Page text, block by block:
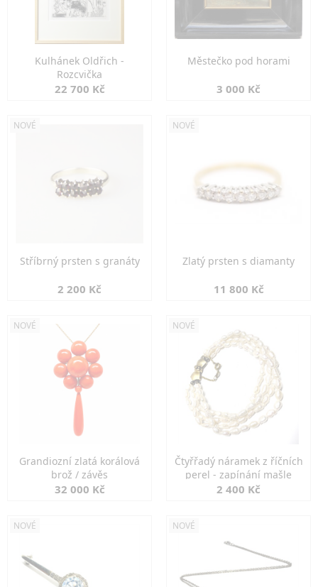
Kulhánek Oldřich -
Rozcvička
22 700 Kč
Městečko pod horami
3 000 Kč
NOVÉ
Stříbrný prsten s granáty
2 200 Kč
NOVÉ
Zlatý prsten s diamanty
11 800 Kč
NOVÉ
Grandiozní zlatá korálová
brož / závěs
32 000 Kč
NOVÉ
Čtyřřadý náramek z říčních
perel - zapínání mašle
2 400 Kč
NOVÉ NOVÉ